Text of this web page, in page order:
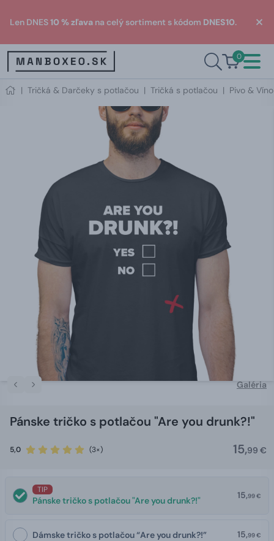
Len DNES10 % zľava na celý sortiment s kódom DNES10.
0
| Tričká & Darčeky s potlačou | Tričká s potlačou | Pivo & Víno
Galéria
Pánske tričko s potlačou "Are you drunk?!"
5,0 (3×) 15,99 €
TIP
Pánske tričko s potlačou "Are you drunk?!" 15,99 €
Dámske tričko s potlačou “Are you drunk?!” 15,99 €